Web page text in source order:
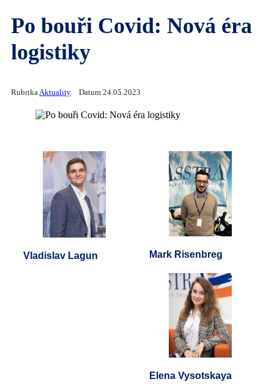
Po bouři Covid: Nová éra
logistiky
RubrikaAktuality Datum 24.05.2023
Vladislav Lagun Mark Risenbreg
Elena Vysotskaya